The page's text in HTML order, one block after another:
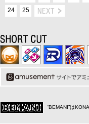
24
25
“BEMANI”は